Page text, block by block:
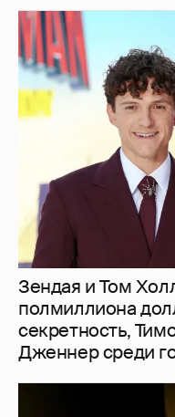
Зендая и Том
полмиллиона
секретность,
Дженнер среди